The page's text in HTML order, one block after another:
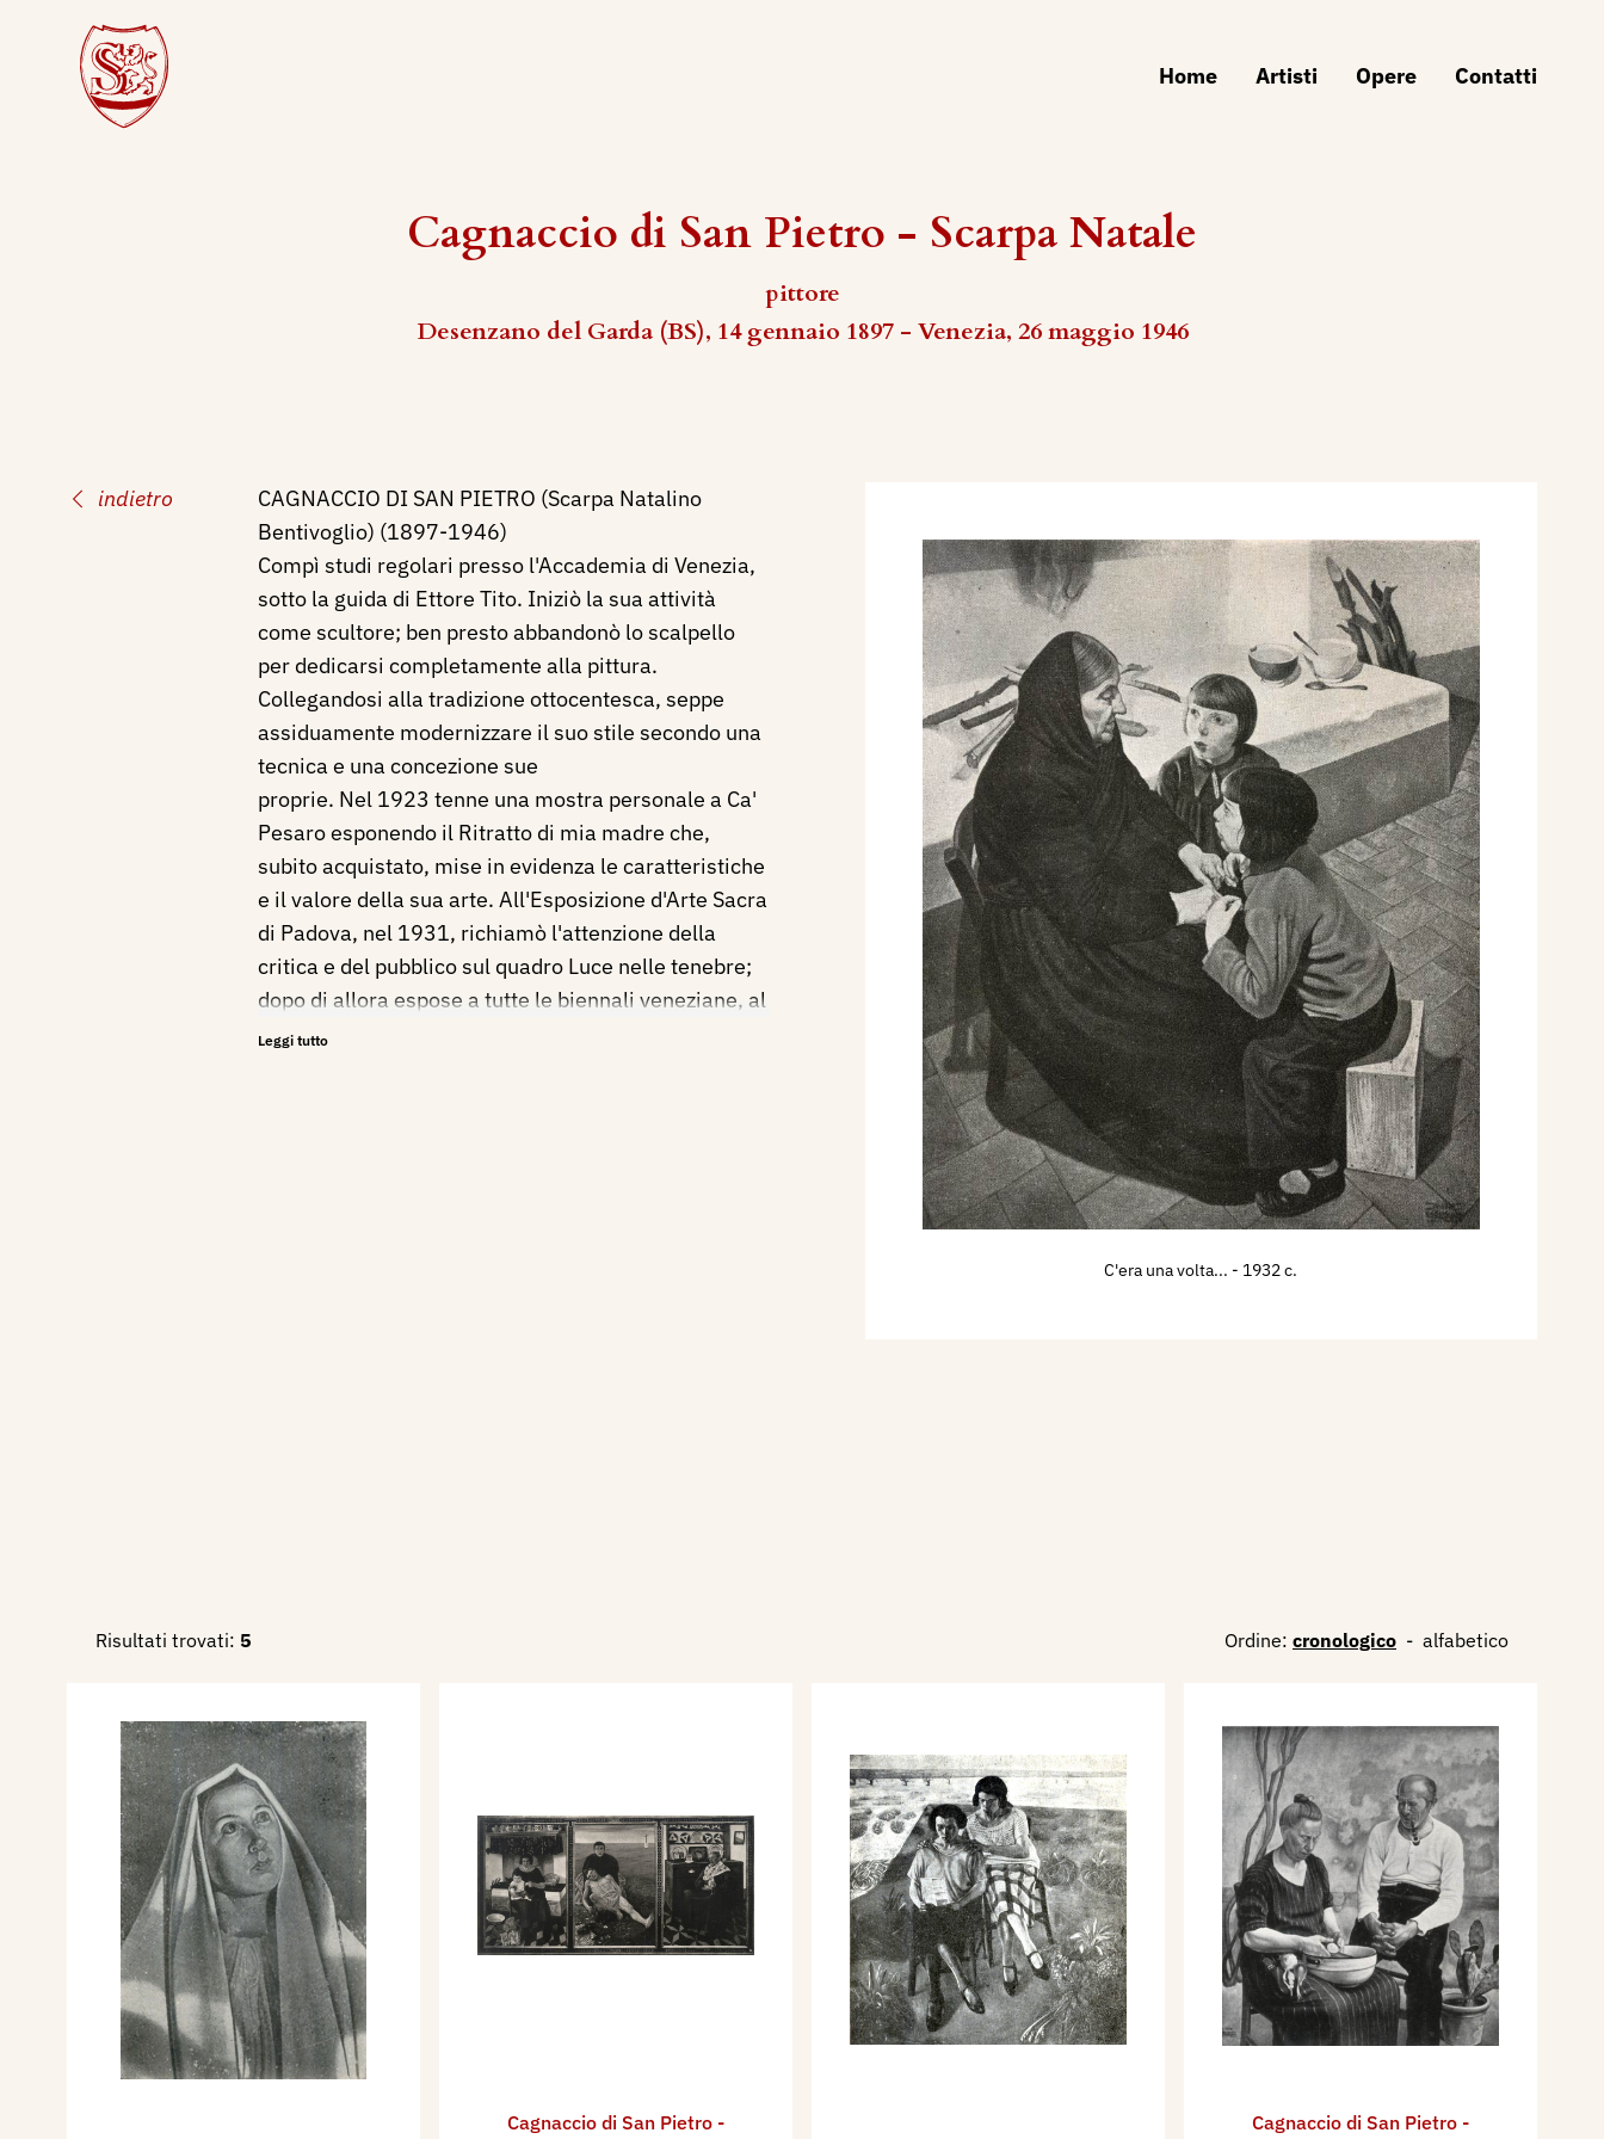
Home Artisti Opere Contatti
Cagnaccio di San Pietro - Scarpa Natale
pittore
Desenzano del Garda (BS), 14 gennaio 1897 - Venezia, 26 maggio 1946
indietro
C'era una volta... - 1932 c.
CAGNACCIO DI SAN PIETRO (Scarpa Natalino
Bentivoglio) (1897-1946)
Compì studi regolari presso l'Accademia di Venezia,
sotto la guida di Ettore Tito. Iniziò la sua attività
come scultore; ben presto abbandonò lo scalpello
per dedicarsi completamente alla pittura.
Collegandosi alla tradizione ottocentesca, seppe
assiduamente modernizzare il suo stile secondo una
tecnica e una concezione sue
proprie. Nel 1923 tenne una mostra personale a Ca'
Pesaro esponendo il Ritratto di mia madre che,
subito acquistato, mise in evidenza le caratteristiche
e il valore della sua arte. All'Esposizione d'Arte Sacra
di Padova, nel 1931, richiamò l'attenzione della
critica e del pubblico sul quadro Luce nelle tenebre;
dopo di allora espose a tutte le biennali veneziane, al
Salone di Parigi e ad altre esposizioni straniere. Vari
dipinto
Nel 1930 partecipa alla XVII Esposizione
Internazionale d'Arte della Città di Venezia, con il
dipinto: La lagrima della cipolla.
Nel 1931 partecipa alla Mostra d'Arte Sacra a
Padova.
Nel 1932 partecipa alla XVIII Esposizione
Internazionale d'Arte della Città di Venezia, con tre
dipinti: C'era una volta..., La ragazza e lo specchio, La
preghiera.
Nel 1934 partecipa alla XIX Esposizione Biennale
Leggi tutto
Risultati trovati: 5 Ordine: cronologico - alfabetico
Cagnaccio di San Pietro -
Cagnaccio di San Pietro -